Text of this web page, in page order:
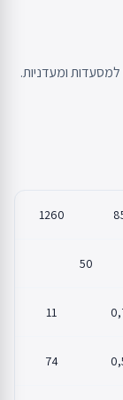
ומעדניות.
1260
50
11
74